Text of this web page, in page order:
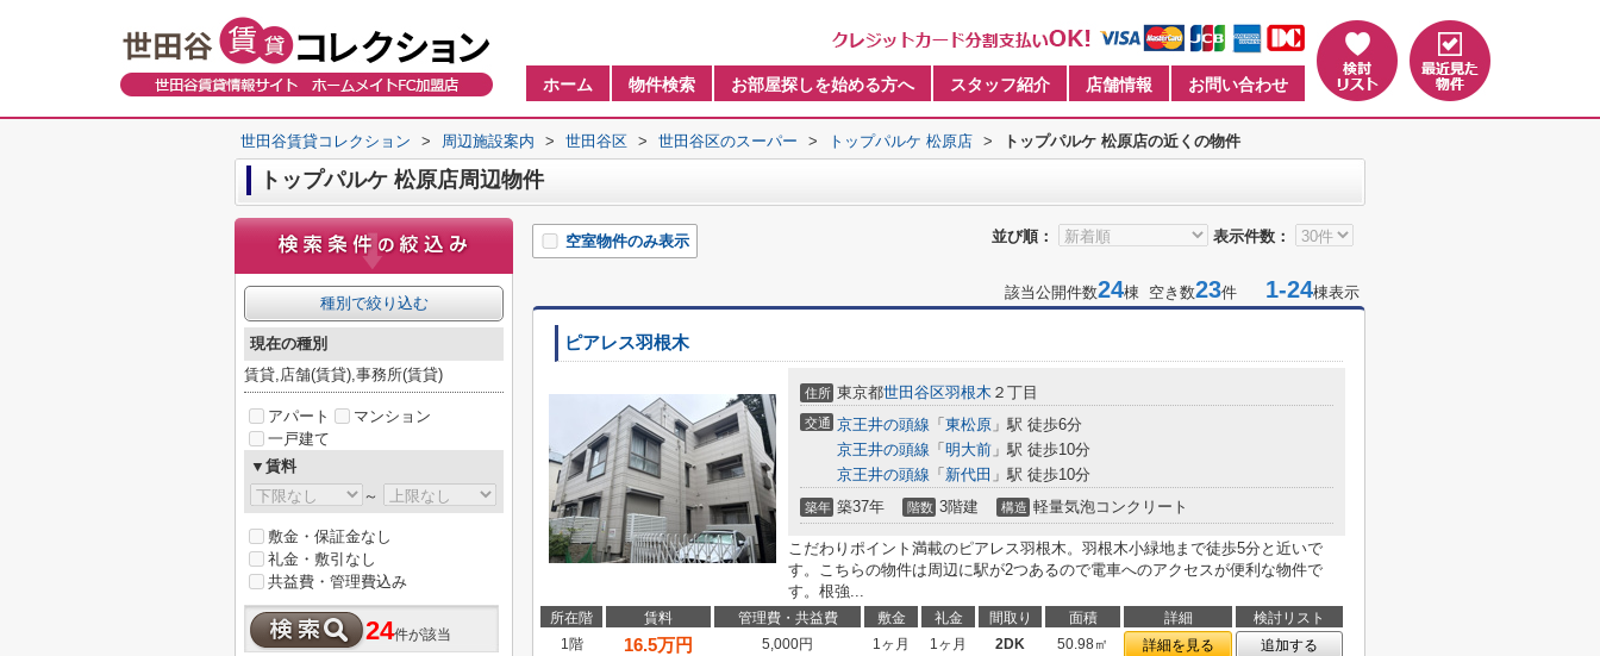
ホーム 物件検索 お部屋探しを始める方へ スタッフ紹介 店舗情報 お問い合わせ
世田谷賃貸コレクション > 周辺施設案内 > 世田谷区 > 世田谷区のスーパー > トップパルケ 松原店 > トップパルケ 松原店の近くの物件
トップパルケ 松原店周辺物件
並び順： 表示件数：
空室物件のみ表示
該当公開件数24棟 空き数23件 1-24棟表示
ピアレス羽根木
住所 東京都世田谷区羽根木 ２丁目
交通 京王井の頭線 「 東松原 」駅 徒歩6分
京王井の頭線 「 明大前 」駅 徒歩10分
京王井の頭線 「 新代田 」駅 徒歩10分
築年 築37年 階数 3階建 構造 軽量気泡コンクリート
こだわりポイント満載のピアレス羽根木。羽根木小緑地まで徒歩5分と近いで
す。こちらの物件は周辺に駅が2つあるので電車へのアクセスが便利な物件で
す。根強...
所在階 賃料 管理費・共益費 敷金 礼金 間取り 面積 詳細
検討リスト
1階
16.5万円 5,000円 1ヶ月 1ヶ月 2DK 50.98㎡ 詳細を見る 追加する
種別で絞り込む
現在の種別
賃貸,店舗(賃貸),事務所(賃貸)
アパート
マンション
一戸建て
▼賃料
～
敷金・保証金なし
礼金・敷引なし
共益費・管理費込み
24件が該当